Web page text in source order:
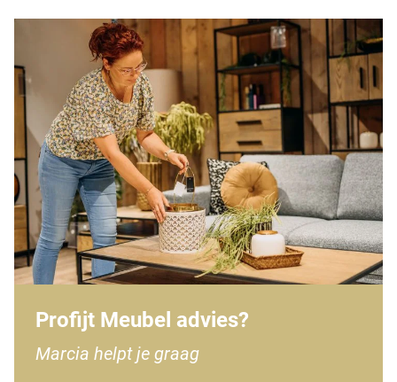
Profijt Meubel advies?
Marcia helpt je graag